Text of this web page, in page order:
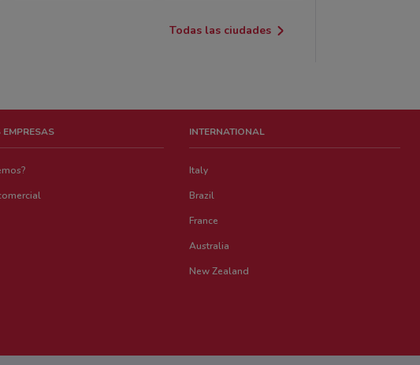
Todas las ciudades
INTERNATIONAL
Italy
Brazil
France
Australia
New Zealand